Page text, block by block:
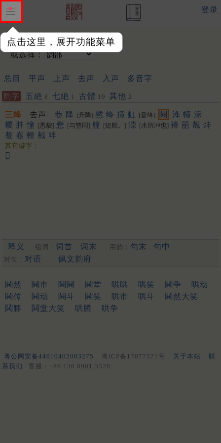
点击这里，展开功能菜单
登录
输入韵字：
或选择：
总目 平声 上声 去声 入声 多音字
韵字 五絶 8 七絶 1 古體 19 其他 2
三绛 去声 巷 降 [升降] 戆 绛 撞 虹 [音绛] 鬨 洚 幢 淙
䎫 肨 憧 [愚貌] 憃 [与戆同] 艟 [短船。] 漴 [水所冲也] 袶 䣈 䚎 炐
䢽 㟟 䡴 㦼 㕩
其它僻字：
𥈄
释义 组词： 词首 词末 用韵： 句末 句中
对仗： 对语 佩文韵府
鬨然 鬨市 鬨鬨 鬨堂 哄哄 哄笑 鬨争
哄动
鬨传
鬨动 鬨斗 鬨笑 哄市 哄斗
鬨然大笑
鬨夥
鬨堂大笑 哄腾 哄争
粤公网安备44010402003275 粤ICP备17077571号 关于本站
联
系我们
客服：+86 136 0901 3320